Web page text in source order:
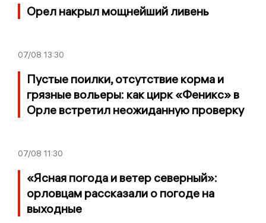
Орел накрыл мощнейший ливень
07/08 13:30
Пустые поилки, отсутствие корма и
грязные вольеры: как цирк «Феникс» в
Орле встретил неожиданную проверку
07/08 11:30
«Ясная погода и ветер северный»:
орловцам рассказали о погоде на
выходные